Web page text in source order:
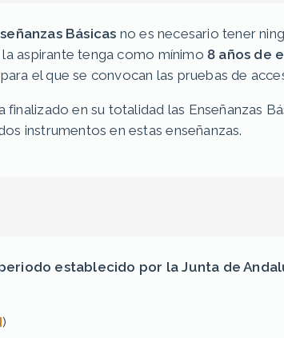
Básicas no es necesario tener
aspirante tenga como mínimo8 años de
el que se convocan las pruebas de
en su totalidad las Enseñanzas
instrumentos en estas enseñanzas.
establecido por la Junta de
)